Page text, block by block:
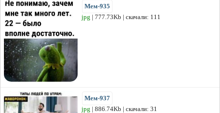
Мем-935
jpg | 777.73Kb | скачали: 111
Мем-937
jpg | 886.74Kb | скачали: 31